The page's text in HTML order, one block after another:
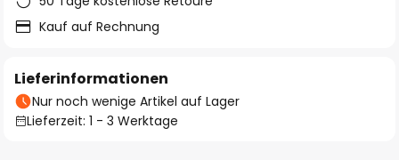
Kauf auf Rechnung
Lieferinformationen
Nur noch wenige Artikel auf Lager
Lieferzeit: 1 - 3 Werktage